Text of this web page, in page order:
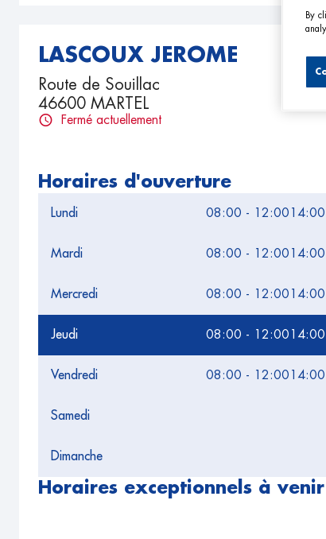
LASCOUX JEROME
Route de Souillac
46600 MARTEL
Fermé actuellement
Horaires d'ouverture
Lundi 08:00 - 12:00
Mardi 08:00 - 12:00
Mercredi 08:00 - 12:00
Jeudi 08:00 - 12:00
Vendredi 08:00 - 12:00
Samedi
Dimanche
Horaires exceptionnels à venir
By